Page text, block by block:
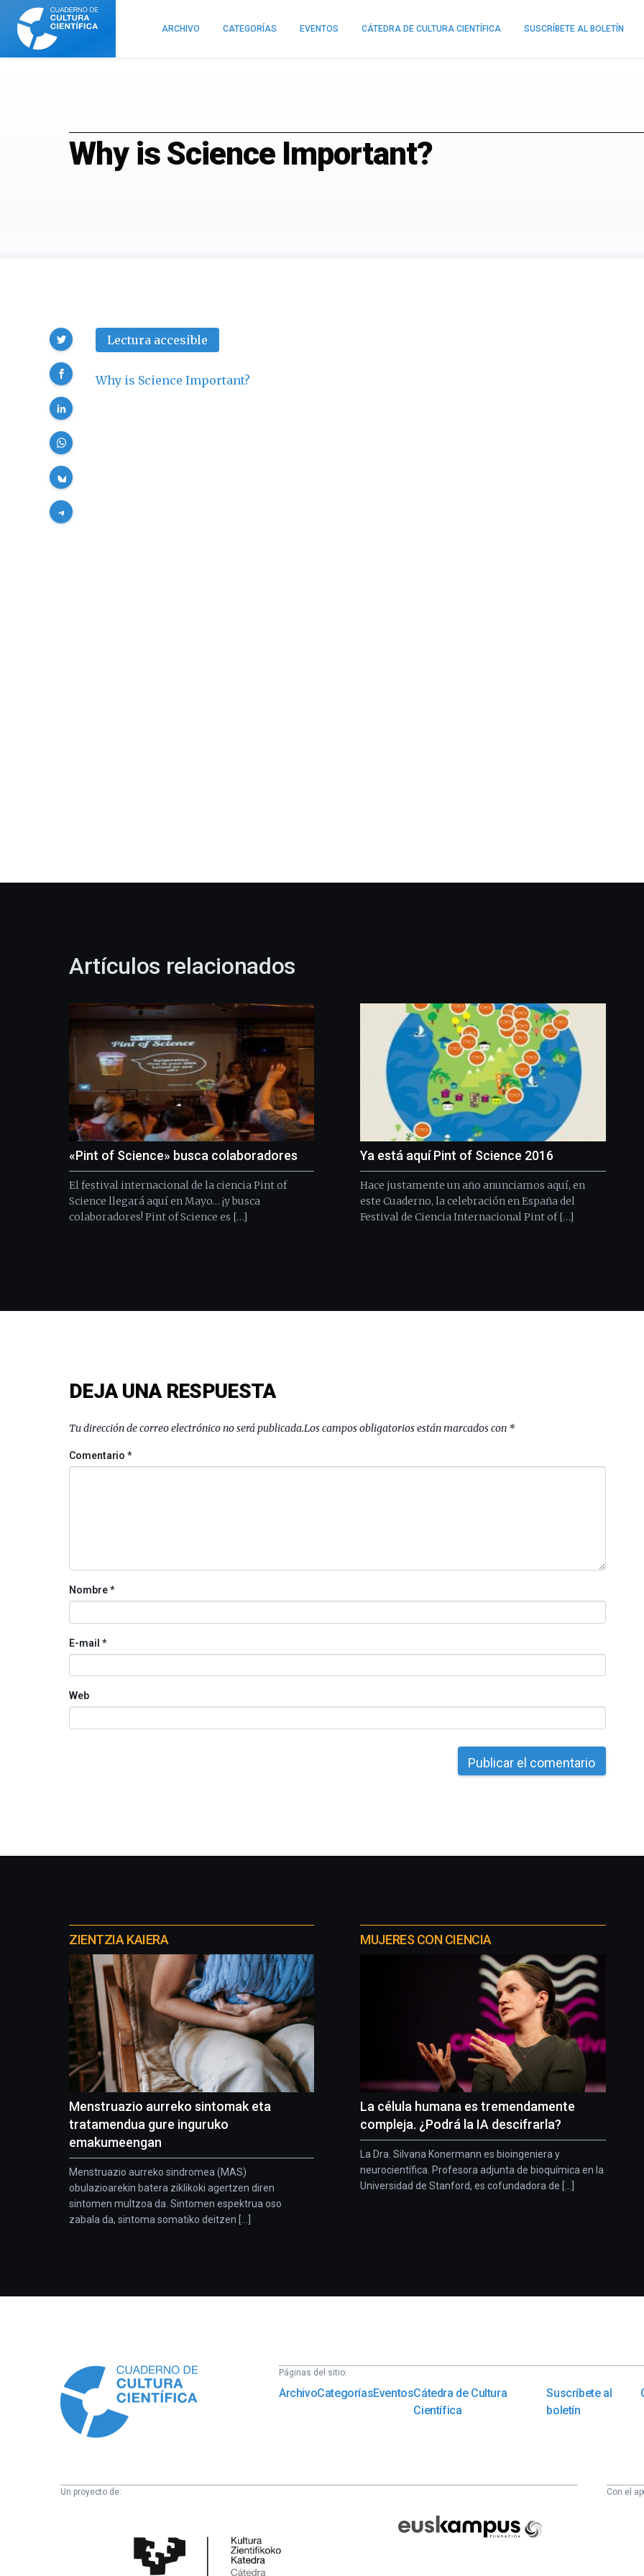
Cuaderno
Cultura
Científica
ARCHIVO CATEGORÍAS EVENTOS CÁTEDRA DE CULTURA CIENTÍFICA SUSCRÍBETE AL BOLETÍN
Why is Science Important?
Lectura accesible
Why is Science Important?
Compartir
Artículos relacionados
«Pint of Science» busca colaboradores
El festival internacional de la ciencia Pint of
Science llegará aquí en Mayo… ¡y busca
colaboradores! Pint of Science es […]
Ya está aquí Pint of Science 2016
Hace justamente un año anunciamos aquí, en
este Cuaderno, la celebración en España del
Festival de Ciencia Internacional Pint of […]
DEJA UNA RESPUESTA
Tu dirección de correo electrónico no será publicada.Los campos obligatorios están marcados con *
Comentario*
Nombre*
E-mail *
Web
proyectos
ZIENTZIA KAIERA
Menstruazio aurreko sintomak eta
tratamendua gure inguruko
emakumeengan
Menstruazio aurreko sindromea (MAS)
obulazioarekin batera ziklikoki agertzen diren
sintomen multzoa da. Sintomen espektrua oso
zabala da, sintoma somatiko deitzen [...]
MUJERES CON CIENCIA
La célula humana es tremendamente
compleja. ¿Podrá la IA descifrarla?
La Dra. Silvana Konermann es bioingeniera y
neurocientífica. Profesora adjunta de bioquímica en la
Universidad de Stanford, es cofundadora de [...]
Páginas del sitio:
ArchivoCategoríasEventosCátedra de Cultura
Científica
Suscríbete al
boletín
Un proyecto de:
Científica
Fundazioa
Con el